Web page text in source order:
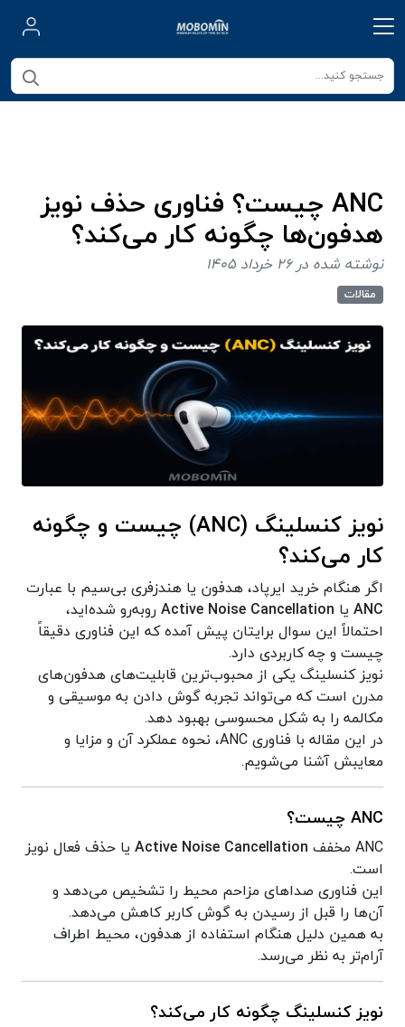
ANC چیست؟ فناوری حذف نویز
هدفون‌ها چگونه کار می‌کند؟
نوشته شده در 26 خرداد 1405
مقالات
نویز کنسلینگ (ANC) چیست و چگونه
کار می‌کند؟
اگر هنگام خرید ایرپاد، هدفون یا هندزفری بی‌سیم با عبارت
ANC یا Active Noise Cancellation روبه‌رو شده‌اید،
احتمالاً این سوال برایتان پیش آمده که این فناوری دقیقاً
چیست و چه کاربردی دارد.
نویز کنسلینگ یکی از محبوب‌ترین قابلیت‌های هدفون‌های
مدرن است که می‌تواند تجربه گوش دادن به موسیقی و
مکالمه را به شکل محسوسی بهبود دهد.
در این مقاله با فناوری ANC، نحوه عملکرد آن و مزایا و
معایبش آشنا می‌شویم.
ANC چیست؟
ANC مخفف Active Noise Cancellation یا حذف فعال نویز
است.
این فناوری صداهای مزاحم محیط را تشخیص می‌دهد و
آن‌ها را قبل از رسیدن به گوش کاربر کاهش می‌دهد.
به همین دلیل هنگام استفاده از هدفون، محیط اطراف
آرام‌تر به نظر می‌رسد.
نویز کنسلینگ چگونه کار می‌کند؟